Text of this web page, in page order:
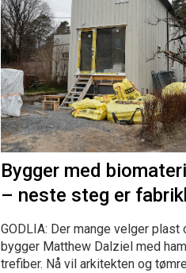
Bygger med
– neste steg er
GODLIA: Der mange velger plast
bygger Matthew Dalziel med
trefiber. Nå vil arkitekten og